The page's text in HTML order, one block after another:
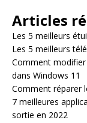
Articles
Les 5 meilleurs
Les 5 meilleurs
Comment
dans Windows 11
Comment réparer
7 meilleures
sortie en 2022